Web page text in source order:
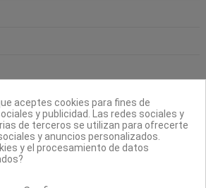
aceptes cookies para fines de
y publicidad. Las redes sociales y
de terceros se utilizan para ofrecerte
y anuncios personalizados.
y el procesamiento de datos